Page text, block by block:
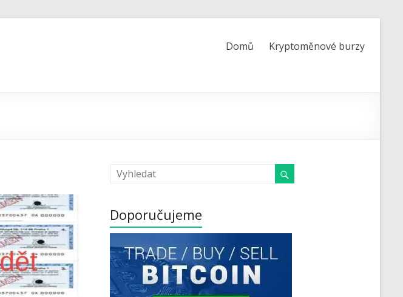
Domů Kryptoměnové burzy
Doporučujeme